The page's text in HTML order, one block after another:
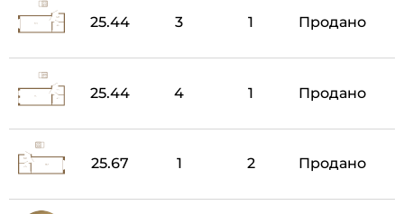
25.44 3 1 Продано
25.44 4 1 Продано
25.67 1 2 Продано